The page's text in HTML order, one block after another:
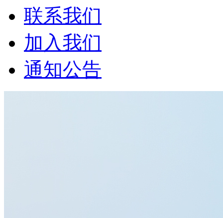
联系我们
加入我们
通知公告